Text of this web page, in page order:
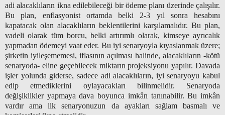
adi alacaklıların ikna edilebileceği bir ödeme planı üzerinde çalışılır.
Bu plan, enflasyonist ortamda belki 2-3 yıl sonra hesabını
kapatacak olan alacaklıların beklentilerini karşılamalıdır. Bu plan,
vadeli olarak tüm borcu, belki artırımlı olarak, kimseye ayrıcalık
yapmadan ödemeyi vaat eder. Bu iyi senaryoyla kıyaslanmak üzere;
şirketin iyileşememesi, iflasının açılması halinde, alacaklıların -kötü
senaryoda- eline geçebilecek miktarın projeksiyonu yapılır. Davada
işler yolunda giderse, sadece adi alacaklıların, iyi senaryoyu kabul
edip etmediklerini oylayacakları bilinmelidir. Senaryoda
değişiklikler yapmaya dava boyunca imkân tanınabilir. Bu imkân
vardır ama ilk senaryonuzun da ayakları sağlam basmalı ve